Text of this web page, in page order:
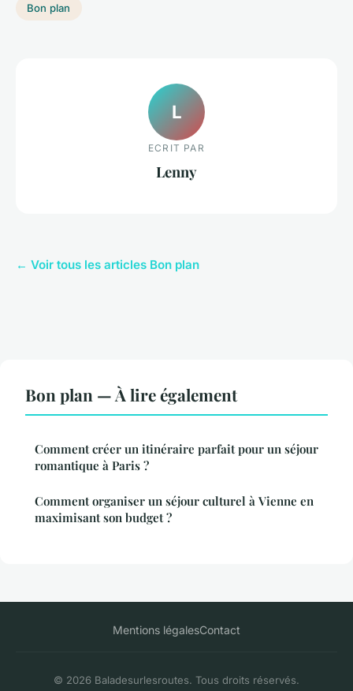
Bon plan
L
ECRIT PAR
Lenny
← Voir tous les articles Bon plan
Bon plan — À lire également
Comment créer un itinéraire parfait pour un séjour
romantique à Paris ?
Comment organiser un séjour culturel à Vienne en
maximisant son budget ?
Mentions légalesContact
© 2026 Baladesurlesroutes. Tous droits réservés.